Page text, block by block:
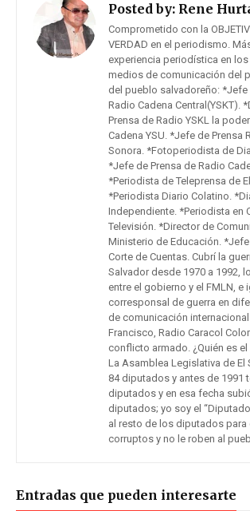
Posted by: Rene
Comprometido con la
VERDAD en el periodismo.
experiencia periodística en
medios de comunicación del
del pueblo salvadoreño: *Jefe
Radio Cadena Central(YSKT).
Prensa de Radio YSKL la
Cadena YSU. *Jefe de Prensa
Sonora. *Fotoperiodista de
*Jefe de Prensa de Radio
*Periodista de Teleprensa de
*Periodista Diario Colatino.
Independiente. *Periodista en
Televisión. *Director de
Ministerio de Educación. *Jefe
Corte de Cuentas. Cubrí la
Salvador desde 1970 a 1992,
entre el gobierno y el FMLN, e
corresponsal de guerra en
de comunicación internacional
Francisco, Radio Caracol
conflicto armado. ¿Quién es
La Asamblea Legislativa de El
84 diputados y antes de 1991
diputados y en esa fecha
diputados; yo soy el
al resto de los diputados para
corruptos y no le roben al
Entradas que pueden interesarte